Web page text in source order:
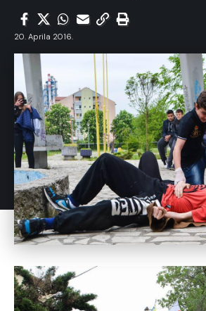
20. Aprila 2016.